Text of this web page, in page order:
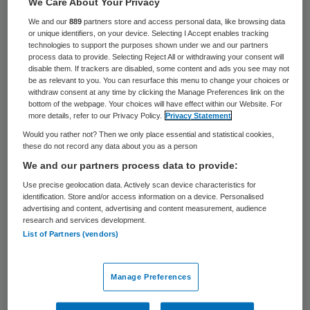
De verhuizing van het Medische Spectrum
Twente van de oudbouw naar de
nieuwbouw is vrijdag en zaterdag gladjes
verlopen.
Volgens het ziekenhuis verruilde de laatste
patiënt het oude gebouw aan de
Haaksbergerstraat om 16.45 uur voor de
nieuwbouw. Om 19 uur gingen de laatste
dialysepatiënten naar huis en kon ook de
afdeling dialyse naar het Koningsplein over.
In totaal 250 patiënten zijn met bed en al
overgebracht naar het nieuwe onderkomen.
We and our889 partners store and access personal data, like browsing data
or unique identifiers, on your device. Selecting I Accept enables tracking
technologies to support the purposes shown under we and our partners
process data to provide. Selecting Reject All or withdrawing your consent will
disable them. If trackers are disabled, some content and ads you see may not
be as relevant to you. You can resurface this menu to change your choices or
withdraw consent at any time by clicking the Manage Preferences link on the
bottom of the webpage. Your choices will have effect within our Website. For
more details, refer to our Privacy Policy.
Privacy Statement
Would you rather not? Then we only place essential and statistical cookies,
these do not record any data about you as a person
We and our partners process data to provide:
Use precise geolocation data. Actively scan device characteristics for
identification. Store and/or access information on a device. Personalised
advertising and content, advertising and content measurement, audience
research and services development.
List of Partners (vendors)
Manage Preferences